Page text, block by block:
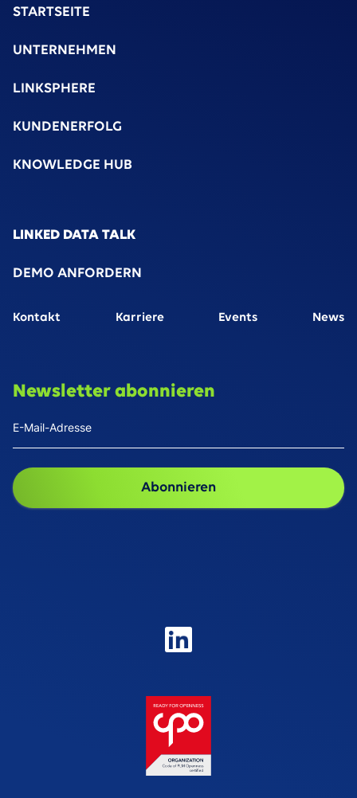
STARTSEITE
UNTERNEHMEN
LINKSPHERE
KUNDENERFOLG
KNOWLEDGE HUB
LINKED DATA TALK
DEMO ANFORDERN
Kontakt Karriere Events News
Newsletter abonnieren